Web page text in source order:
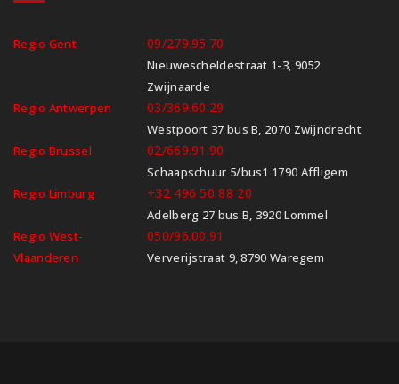
Regio Gent 09/279.95.70
Nieuwescheldestraat 1-3, 9052
Zwijnaarde
Regio Antwerpen
03/369.60.29
Westpoort 37 bus B, 2070 Zwijndrecht
Regio Brussel
02/669.91.90
Schaapschuur 5/bus1 1790 Affligem
Regio Limburg
+32 496 50 88 20
Adelberg 27 bus B, 3920 Lommel
Regio West-
Vlaanderen
050/96.00.91
Ververijstraat 9, 8790 Waregem